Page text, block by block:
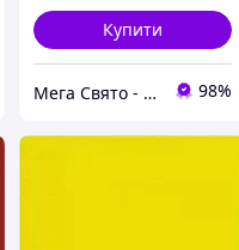
Купити
Мега Свято - магазин аксесуарів для свята та все для оформлення повітряними кульками ГУРТ (ОПТ). 98%